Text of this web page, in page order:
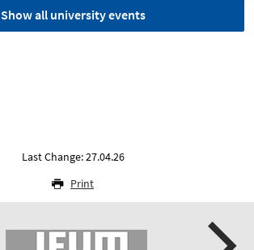
Show all university events
Last Change: 27.04.26
Print